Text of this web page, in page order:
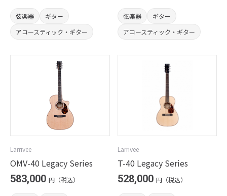
弦楽器
ギター
アコースティック・ギター
弦楽器
ギター
アコースティック・ギター
Larrivee
OMV-40 Legacy Series
583,000 円（税込）
Larrivee
T-40 Legacy Series
528,000 円（税込）